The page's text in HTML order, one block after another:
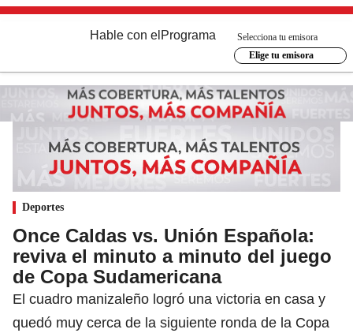
Hable con el Programa
Selecciona tu emisora
Elige tu emisora
Deportes
Once Caldas vs. Unión Española:
reviva el minuto a minuto del juego
de Copa Sudamericana
El cuadro manizaleño logró una victoria en casa y
quedó muy cerca de la siguiente ronda de la Copa